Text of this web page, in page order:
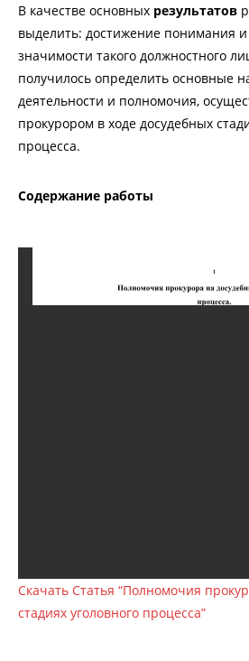
В качестве основных результатов
выделить: достижение понимания и
значимости такого должностного
получилось определить основные
деятельности и полномочия,
прокурором в ходе досудебных
процесса.
Содержание работы
Скачать Статья “Полномочия
стадиях уголовного процесса”